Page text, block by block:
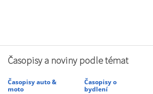
Časopisy a noviny podle témat
Časopisy auto &
moto
Časopisy o
bydlení